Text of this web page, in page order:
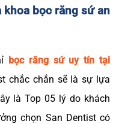
bọc răng sứ an
bọc răng sứ uy tín tại
chắc chắn sẽ là sự lựa
là Top 05 lý do khách
chọn San Dentist có